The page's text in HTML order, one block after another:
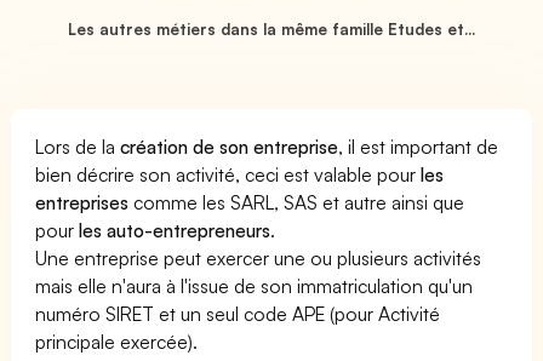
Les autres métiers dans la même famille Etudes et...
Lors de lacréation de son entreprise, il est important de
bien décrire son activité, ceci est valable pourles
entreprises comme les SARL, SAS et autre ainsi que
pourles auto-entrepreneurs.
Une entreprise peut exercer une ou plusieurs activités
mais elle n'aura à l'issue de son immatriculation qu'un
numéro SIRET et un seul code APE (pour Activité
principale exercée).